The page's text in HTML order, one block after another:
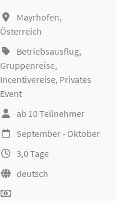
Mayrhofen,
Österreich
Betriebsausflug,
Gruppenreise,
Incentivereise, Privates
Event
ab 10 Teilnehmer
September - Oktober
3,0 Tage
deutsch